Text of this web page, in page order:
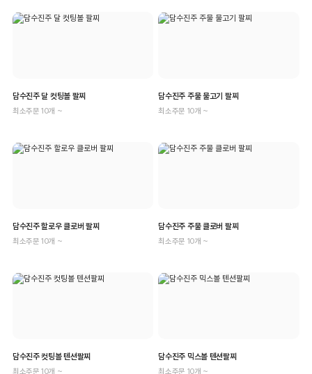
담수진주 달 컷팅볼 팔찌
최소주문 10개 ~
담수진주 주물 물고기 팔찌
최소주문 10개 ~
담수진주 할로우 클로버 팔찌
최소주문 10개 ~
담수진주 주물 클로버 팔찌
최소주문 10개 ~
담수진주 컷팅볼 텐션팔찌
최소주문 10개 ~
담수진주 믹스볼 텐션팔찌
최소주문 10개 ~